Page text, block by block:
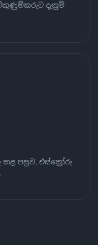
විකුණුම්කරුට දැනුම්
පසුව, එස්ක්‍රෝරු